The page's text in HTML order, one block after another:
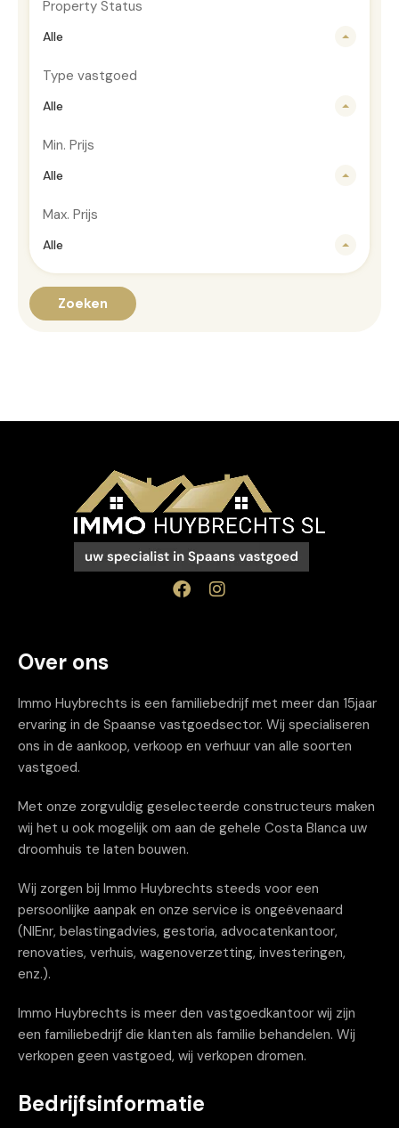
Property Status
Alle
Type vastgoed
Alle
Min. Prijs
Alle
Max. Prijs
Alle
Zoeken
Over ons
Immo Huybrechts is een familiebedrijf met meer dan 15jaar
ervaring in de Spaanse vastgoedsector. Wij specialiseren
ons in de aankoop, verkoop en verhuur van alle soorten
vastgoed.
Met onze zorgvuldig geselecteerde constructeurs maken
wij het u ook mogelijk om aan de gehele Costa Blanca uw
droomhuis te laten bouwen.
Wij zorgen bij Immo Huybrechts steeds voor een
persoonlijke aanpak en onze service is ongeëvenaard
(NIEnr, belastingadvies, gestoria, advocatenkantoor,
renovaties, verhuis, wagenoverzetting, investeringen,
enz.).
Immo Huybrechts is meer den vastgoedkantoor wij zijn
een familiebedrijf die klanten als familie behandelen. Wij
verkopen geen vastgoed, wij verkopen dromen.
Bedrijfsinformatie